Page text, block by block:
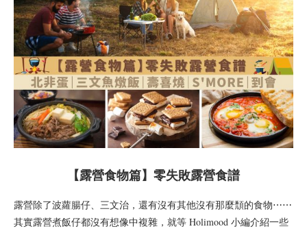
【露營食物篇】零失敗露營食譜
露營除了波蘿腸仔、三文治，還有沒有其他沒有那麼頹的食物⋯⋯
其實露營煮飯仔都沒有想像中複雜，就等 Holimood 小編介紹一些